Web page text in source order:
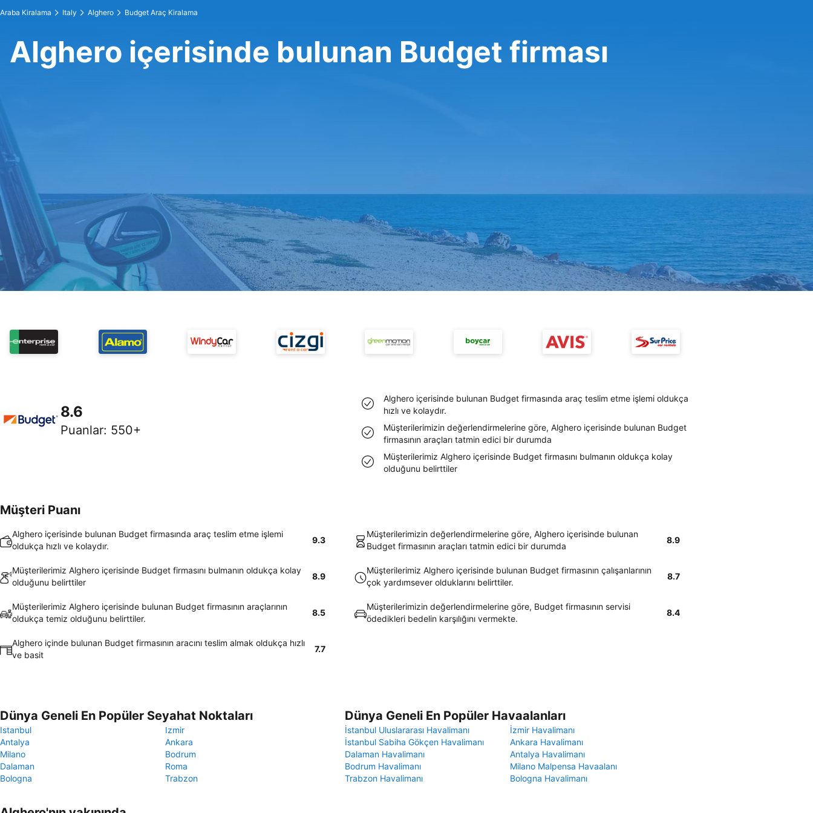
Araba Kiralama Italy Alghero Budget Araç Kiralama
Alghero içerisinde bulunan Budget firması
8.6
Puanlar: 550+
Alghero içerisinde bulunan Budget firmasında araç teslim etme işlemi oldukça
hızlı ve kolaydır.
Müşterilerimizin değerlendirmelerine göre, Alghero içerisinde bulunan Budget
firmasının araçları tatmin edici bir durumda
Müşterilerimiz Alghero içerisinde Budget firmasını bulmanın oldukça kolay
olduğunu belirttiler
Müşteri Puanı
Alghero içerisinde bulunan Budget firmasında araç teslim etme işlemi
oldukça hızlı ve kolaydır.
9.3
Müşterilerimizin değerlendirmelerine göre, Alghero içerisinde bulunan
Budget firmasının araçları tatmin edici bir durumda
8.9
Müşterilerimiz Alghero içerisinde Budget firmasını bulmanın oldukça kolay
olduğunu belirttiler
8.9
Müşterilerimiz Alghero içerisinde bulunan Budget firmasının çalışanlarının
çok yardımsever olduklarını belirttiler.
8.7
Müşterilerimiz Alghero içerisinde bulunan Budget firmasının araçlarının
oldukça temiz olduğunu belirttiler.
8.5
Müşterilerimizin değerlendirmelerine göre, Budget firmasının servisi
ödedikleri bedelin karşılığını vermekte.
8.4
Alghero içinde bulunan Budget firmasının aracını teslim almak oldukça hızlı
ve basit
7.7
Dünya Geneli En Popüler Seyahat Noktaları
Istanbul
Izmir
Antalya
Ankara
Milano
Bodrum
Dalaman
Roma
Bologna
Trabzon
Dünya Geneli En Popüler Havaalanları
İstanbul Uluslararası Havalimanı
İzmir Havalimanı
İstanbul Sabiha Gökçen Havalimanı
Ankara Havalimanı
Dalaman Havalimanı
Antalya Havalimanı
Bodrum Havalimanı
Milano Malpensa Havaalanı
Trabzon Havalimanı
Bologna Havalimanı